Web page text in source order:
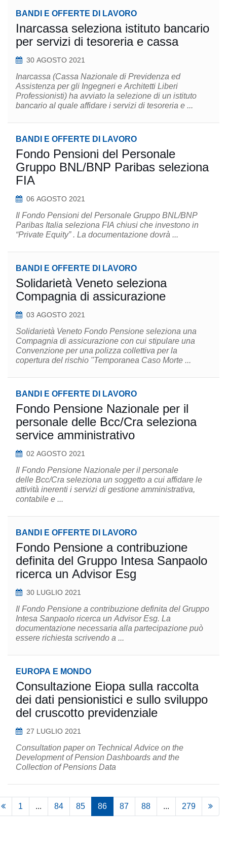
BANDI E OFFERTE DI LAVORO
Inarcassa seleziona istituto bancario
per servizi di tesoreria e cassa
30 AGOSTO 2021
Inarcassa (Cassa Nazionale di Previdenza ed
Assistenza per gli Ingegneri e Architetti Liberi
Professionisti) ha avviato la selezione di un istituto
bancario al quale affidare i servizi di tesoreria e ...
BANDI E OFFERTE DI LAVORO
Fondo Pensioni del Personale
Gruppo BNL/BNP Paribas seleziona
FIA
06 AGOSTO 2021
Il Fondo Pensioni del Personale Gruppo BNL/BNP
Paribas Italia seleziona FIA chiusi che investono in
“Private Equity” . La documentazione dovrà ...
BANDI E OFFERTE DI LAVORO
Solidarietà Veneto seleziona
Compagnia di assicurazione
03 AGOSTO 2021
Solidarietà Veneto Fondo Pensione seleziona una
Compagnia di assicurazione con cui stipulare una
Convenzione per una polizza collettiva per la
copertura del rischio "Temporanea Caso Morte ...
BANDI E OFFERTE DI LAVORO
Fondo Pensione Nazionale per il
personale delle Bcc/Cra seleziona
service amministrativo
02 AGOSTO 2021
Il Fondo Pensione Nazionale per il personale
delle Bcc/Cra seleziona un soggetto a cui affidare le
attività inerenti i servizi di gestione amministrativa,
contabile e ...
BANDI E OFFERTE DI LAVORO
Fondo Pensione a contribuzione
definita del Gruppo Intesa Sanpaolo
ricerca un Advisor Esg
30 LUGLIO 2021
Il Fondo Pensione a contribuzione definita del Gruppo
Intesa Sanpaolo ricerca un Advisor Esg. La
documentazione necessaria alla partecipazione può
essere richiesta scrivendo a ...
EUROPA E MONDO
Consultazione Eiopa sulla raccolta
dei dati pensionistici e sullo sviluppo
del cruscotto previdenziale
27 LUGLIO 2021
Consultation paper on Technical Advice on the
Development of Pension Dashboards and the
Collection of Pensions Data
1 ... 84 85 86 87 88 ... 279